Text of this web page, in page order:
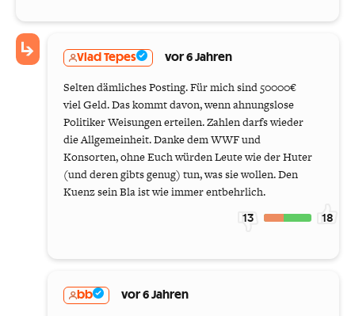
Vlad Tepes vor 6 Jahren
Selten dämliches Posting. Für mich sind 50000€
viel Geld. Das kommt davon, wenn ahnungslose
Politiker Weisungen erteilen. Zahlen darfs wieder
die Allgemeinheit. Danke dem WWF und
Konsorten, ohne Euch würden Leute wie der Huter
(und deren gibts genug) tun, was sie wollen. Den
Kuenz sein Bla ist wie immer entbehrlich.
13 18
bb vor 6 Jahren